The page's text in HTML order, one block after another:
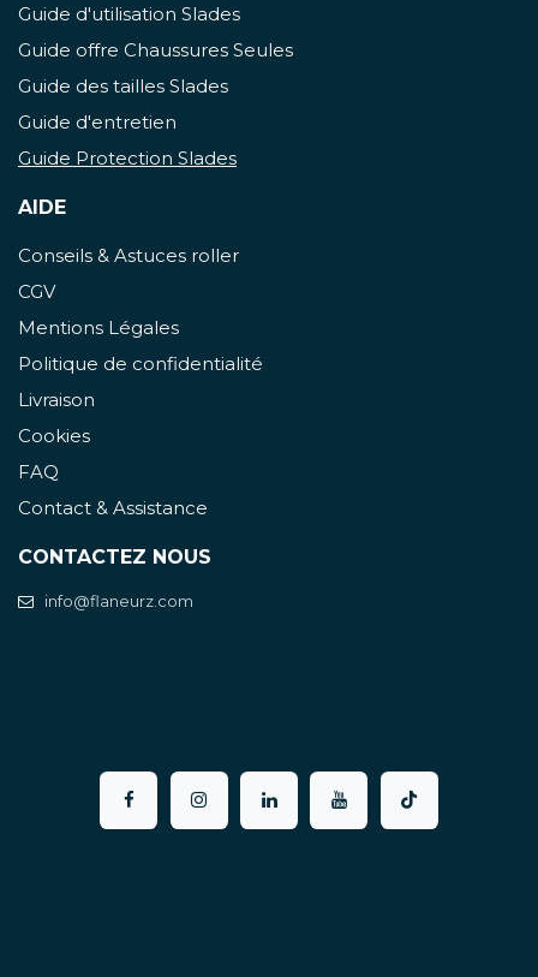
Guide d'utilisation Slades
Guide offre Chaussures Seules
Guide des tailles Slades
Guide d'entretien
Guide Protection Slades
AIDE
Conseils & Astuces roller
CGV
Mentions Légales
Politique de confidentialité
Livraison
Cookies
FAQ
Contact & Assistance
CONTACTEZ NOUS
info@flaneurz.com